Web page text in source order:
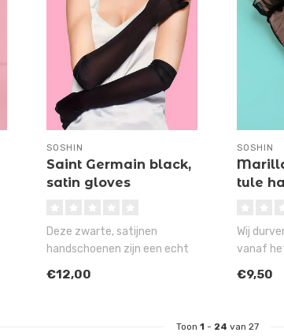
SOSHIN
Saint Germain black,
satin gloves
Deze zwarte, satijnen
handschoenen zijn een echt
het..
€12,00
SOSHIN
tule
Wij
vanaf
€9,50
Toon 1 - 24 van 27